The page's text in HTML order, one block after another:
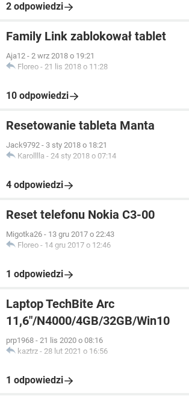
2 odpowiedzi
Family Link zablokował tablet
Aja12 - 2 wrz 2018 o 19:21
Floreo - 21 lis 2018 o 11:28
10 odpowiedzi
Resetowanie tableta Manta
Jack9792 - 3 sty 2018 o 18:21
Karolllla - 24 sty 2018 o 07:14
4 odpowiedzi
Reset telefonu Nokia C3-00
Migotka26 - 13 gru 2017 o 22:43
Floreo - 14 gru 2017 o 12:46
1 odpowiedzi
Laptop TechBite Arc
11,6"/N4000/4GB/32GB/Win10
prp1968 - 21 lis 2020 o 08:16
kaztrz - 28 lut 2021 o 16:56
1 odpowiedzi